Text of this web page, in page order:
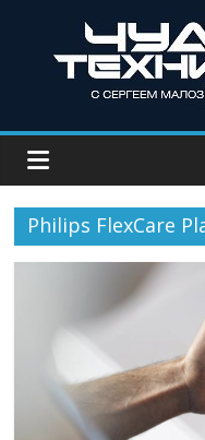
Philips FlexCare